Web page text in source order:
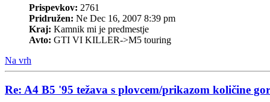
Prispevkov: 2761
Pridružen: Ne Dec 16, 2007 8:39 pm
Kraj: Kamnik mi je predmestje
Avto: GTI VI KILLER->M5 touring
Na vrh
Re: A4 B5 '95 težava s plovcem/prikazom količine